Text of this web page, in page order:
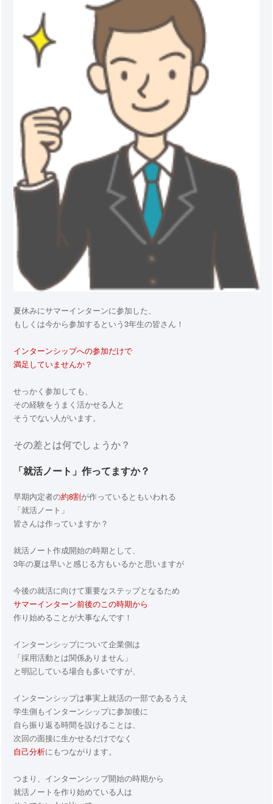
夏休みにサマーインターンに参加した、
もしくは今から参加するという3年生の皆さん！
インターンシップへの参加だけで
満足していませんか？
せっかく参加しても、
その経験をうまく活かせる人と
そうでない人がいます。
その差とは何でしょうか？
「就活ノート」作ってますか？
早期内定者の約8割が作っているともいわれる
「就活ノート」
皆さんは作っていますか？
就活ノート作成開始の時期として、
3年の夏は早いと感じる方もいるかと思いますが
今後の就活に向けて重要なステップとなるため
サマーインターン前後のこの時期から
作り始めることが大事なんです！
インターンシップについて企業側は
「採用活動とは関係ありません」
と明記している場合も多いですが、
インターンシップは事実上就活の一部であるうえ
学生側もインターンシップに参加後に
自ら振り返る時間を設けることは、
次回の面接に生かせるだけでなく
自己分析にもつながります。
つまり、インターンシップ開始の時期から
就活ノートを作り始めている人は